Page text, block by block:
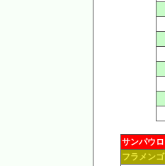
サンパウロ
フラメンゴ